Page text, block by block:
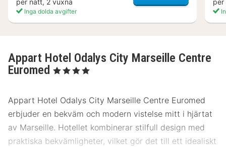
per natt, 2 vuxna
Inga dolda avgifter
per
Appart Hotel Odalys City Marseille Centre
Euromed
, 4 Stjärnor
Appart Hotel Odalys City Marseille Centre Euromed
erbjuder en bekväm och modern vistelse mitt i hjärtat
av Marseille. Hotellet kombinerar stilfull design med
praktiska bekvämligheter, vilket gör det till ett idealiskt